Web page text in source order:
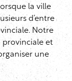
la ville
d’entre
Notre
provinciale et
une